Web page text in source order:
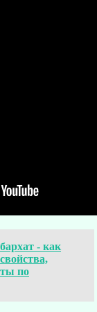
- как
по